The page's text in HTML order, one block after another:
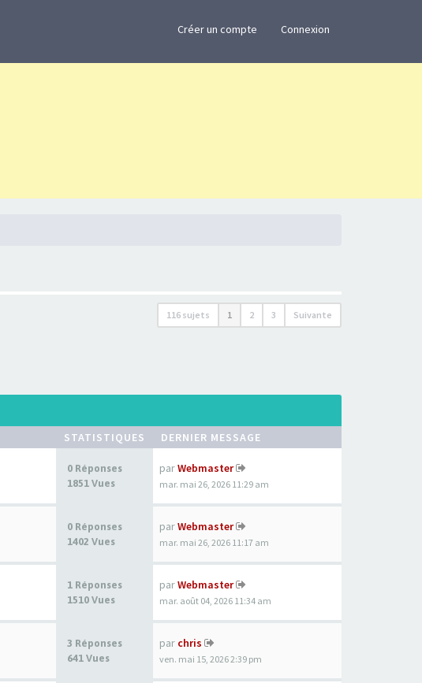
Créer un compte Connexion
116 sujets 1 2 3 Suivante
STATISTIQUES DERNIER MESSAGE
0 Réponses
1851 Vues
parWebmaster
mar. mai 26, 2026 11:29 am
0 Réponses
1402 Vues
parWebmaster
mar. mai 26, 2026 11:17 am
1 Réponses
1510 Vues
parWebmaster
mar. août 04, 2026 11:34 am
3 Réponses
641 Vues
par chris
ven. mai 15, 2026 2:39 pm